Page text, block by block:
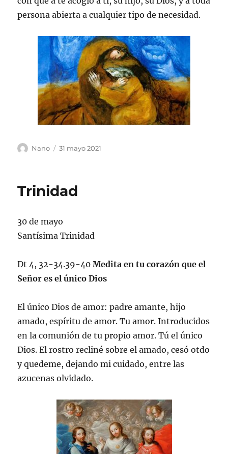
persona abierta a cualquier tipo de necesidad.
Autor
Nano
Publicado
31 mayo 2021
Trinidad
30 de mayo
Santísima Trinidad
Dt 4, 32-34.39-40 Medita en tu corazón que el
Señor es el único Dios
El único Dios de amor: padre amante, hijo
amado, espíritu de amor. Tu amor. Introducidos
en la comunión de tu propio amor. Tú el único
Dios. El rostro recliné sobre el amado, cesó otdo
y quedeme, dejando mi cuidado, entre las
azucenas olvidado.